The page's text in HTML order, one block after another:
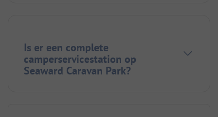
Is er een complete
camperservicestation op
Seaward Caravan Park?